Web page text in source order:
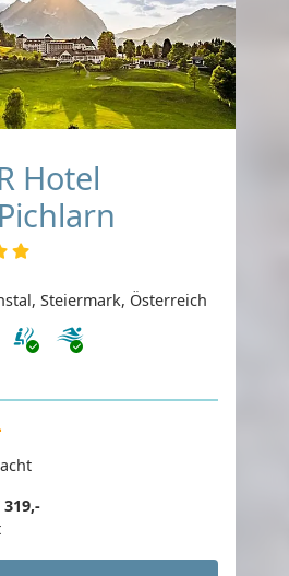
Hotel
Steiermark, Österreich
319,-